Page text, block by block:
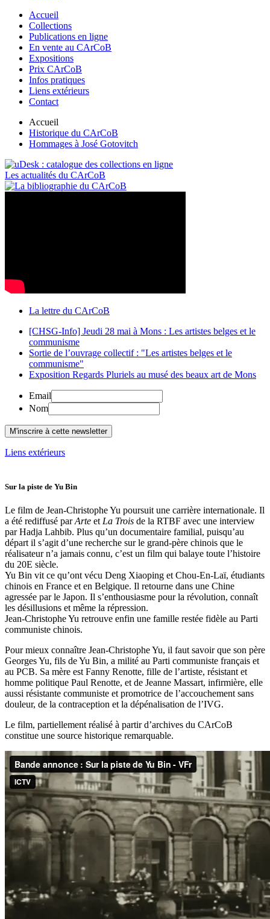
Accueil
Collections
Publications en ligne
En vente au CArCoB
Expositions
Prix CArCoB
Infos pratiques
Liens extérieurs
Contact
Accueil
Historique du CArCoB
Hommages à José Gotovitch
Les actualités du CArCoB
La lettre du CArCoB
[CHSG-Info] Jeudi 28 mai à Mons : Les artistes belges et le
communisme
Sortie de l’ouvrage collectif : "Les artistes belges et le
communisme"
Exposition Regards Pluriels au musé des beaux art de Mons
Email
Nom
Liens extérieurs
Sur la piste de Yu Bin
Le film de Jean-Christophe Yu poursuit une carrière internationale. Il
a été rediffusé parArte et La Trois de la RTBF avec une interview
par Hadja Lahbib. Plus qu’un documentaire familial, puisqu’au
départ il s’agit d’une recherche sur le grand-père chinois que le
réalisateur n’a jamais connu, c’est un film qui balaye toute l’histoire
du 20E siècle.
Yu Bin vit ce qu’ont vécu Deng Xiaoping et Chou-En-Laï, étudiants
chinois en France et en Belgique. Il retourne dans une Chine
agressée par le Japon. Il s’enthousiasme pour la révolution, connaît
les désillusions et même la répression.
Jean-Christophe Yu retrouve enfin une famille restée fidèle au Parti
communiste chinois.
Pour mieux connaître Jean-Christophe Yu, il faut savoir que son père
Georges Yu, fils de Yu Bin, a milité au Parti communiste français et
au PCB. Sa mère est Fanny Renotte, fille de l’artiste, résistant et
homme politique Paul Renotte, et de Jeanne Massart, infirmière, elle
aussi résistante communiste et promotrice de l’accouchement sans
douleur, de la contraception et la dépénalisation de l’IVG.
Le film, partiellement réalisé à partir d’archives du CArCoB
constitue une source historique remarquable.